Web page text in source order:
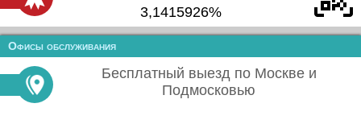
3,1415926%
Офисы обслуживания
Бесплатный выезд по Москве и
Подмосковью